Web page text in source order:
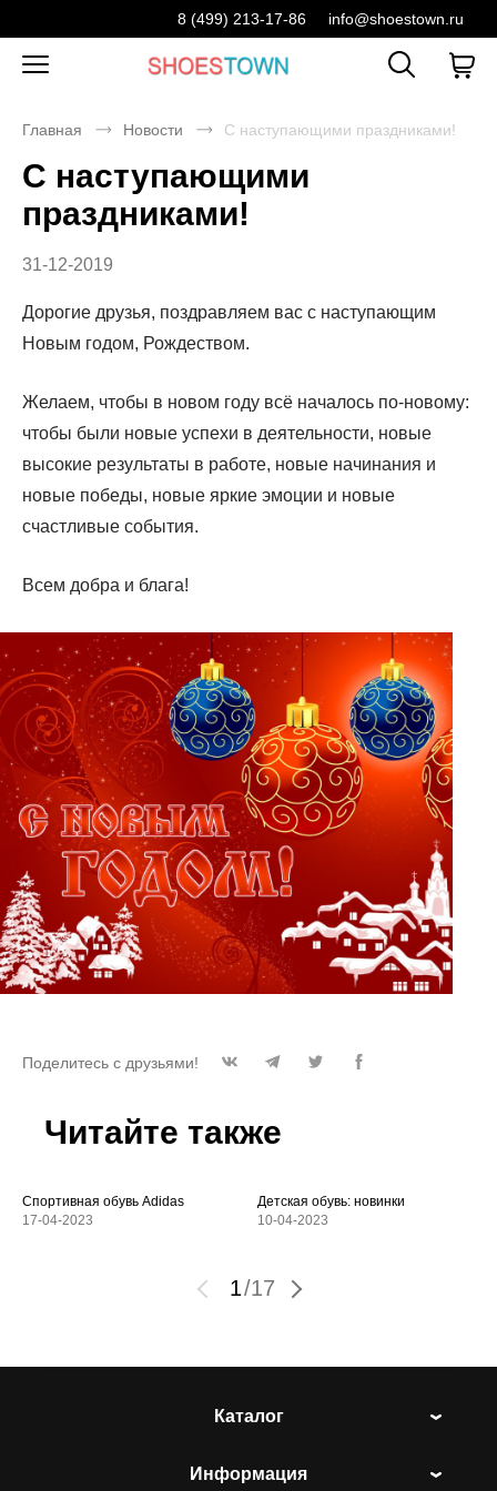
8 (499) 213-17-86 info@shoestown.ru
Главная Новости С наступающими праздниками!
С наступающими
праздниками!
31-12-2019
Дорогие друзья, поздравляем вас с наступающим
Новым годом, Рождеством.
Желаем, чтобы в новом году всё началось по-новому:
чтобы были новые успехи в деятельности, новые
высокие результаты в работе, новые начинания и
новые победы, новые яркие эмоции и новые
счастливые события.
Всем добра и блага!
Поделитесь с друзьями!
Читайте также
Спортивная обувь Adidas
17-04-2023
Детская обувь: новинки
10-04-2023
1/17
Каталог
Информация